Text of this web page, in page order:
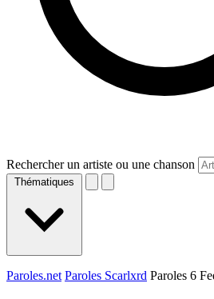
Rechercher un artiste ou une chanson
Thématiques
Paroles.net Paroles Scarlxrd Paroles 6